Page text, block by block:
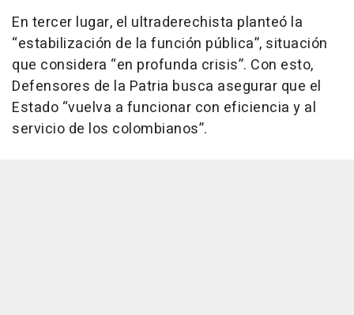
En tercer lugar, el ultraderechista planteó la
“estabilización de la función pública”, situación
que considera “en profunda crisis”. Con esto,
Defensores de la Patria busca asegurar que el
Estado “vuelva a funcionar con eficiencia y al
servicio de los colombianos”.